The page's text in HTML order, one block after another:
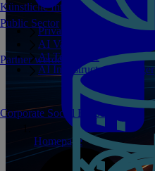
Künstliche Intelligenz
Private GPT
AI Validated Designs
AI Test Drive
AI Infrastructure Manager
Public Sector
Partner werden
Corporate Social Responsibility
Homepage